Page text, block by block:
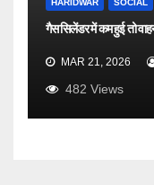
HARIDWAR SOCIAL
गैस सिलेंडर में कम हुई तो
MAR 21, 2026
482 Views